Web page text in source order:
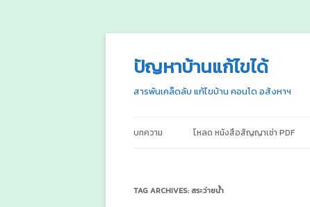
ปัญหาบ้านแก้ไขได้
สารพันเคล็ดลับ แก้ไขบ้าน คอนโด อสังหาฯ
บทความ โหลด หนังสือสัญญาเช่า PDF
TAG ARCHIVES: สระว่ายน้ำ